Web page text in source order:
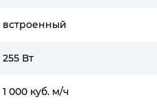
встроенный
255 Вт
1 000 куб. м/ч